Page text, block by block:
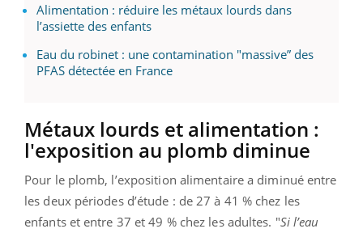
Alimentation : réduire les métaux lourds dans
l’assiette des enfants
Eau du robinet : une contamination "massive” des
PFAS détectée en France
Métaux lourds et alimentation :
l'exposition au plomb diminue
Pour le plomb, l’exposition alimentaire a diminué entre
les deux périodes d’étude : de 27 à 41 % chez les
enfants et entre 37 et 49 % chez les adultes. "Si l’eau